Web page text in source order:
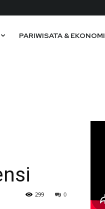
PARIWISATA & EKONOMI
0
299